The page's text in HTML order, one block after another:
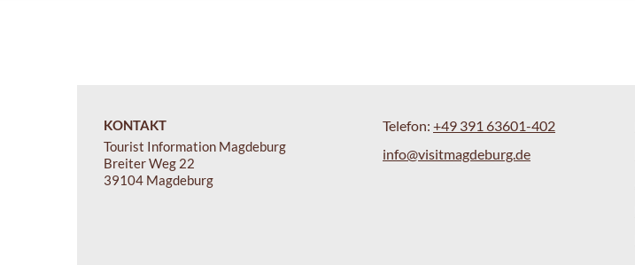
KONTAKT
Tourist Information Magdeburg
Breiter Weg 22
39104 Magdeburg
Telefon: +49 391 63601-402
info@visitmagdeburg.de